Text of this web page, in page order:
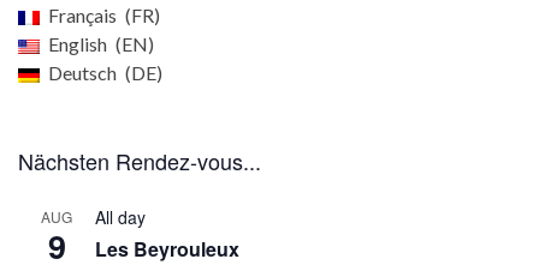
Français
FR
English
EN
Deutsch
DE
Nächsten Rendez-vous...
AUG
9
All day
Les Beyrouleux